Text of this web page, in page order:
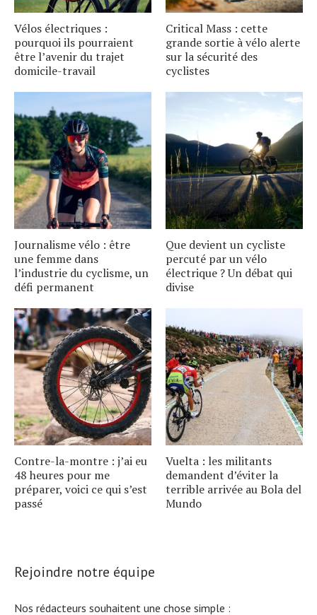
Vélos électriques :
pourquoi ils pourraient
être l’avenir du trajet
domicile-travail
Critical Mass : cette
grande sortie à vélo alerte
sur la sécurité des
cyclistes
Journalisme vélo : être
une femme dans
l’industrie du cyclisme, un
défi permanent
Que devient un cycliste
percuté par un vélo
électrique ? Un débat qui
divise
Contre-la-montre : j’ai eu
48 heures pour me
préparer, voici ce qui s’est
passé
Vuelta : les militants
demandent d’éviter la
terrible arrivée au Bola del
Mundo
Rejoindre notre équipe
Nos rédacteurs souhaitent une chose simple :